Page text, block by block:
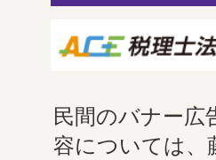
民間のバナー広
容については、